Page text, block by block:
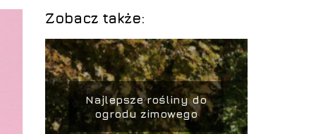
Zobacz także:
Najlepsze rośliny do
ogrodu zimowego